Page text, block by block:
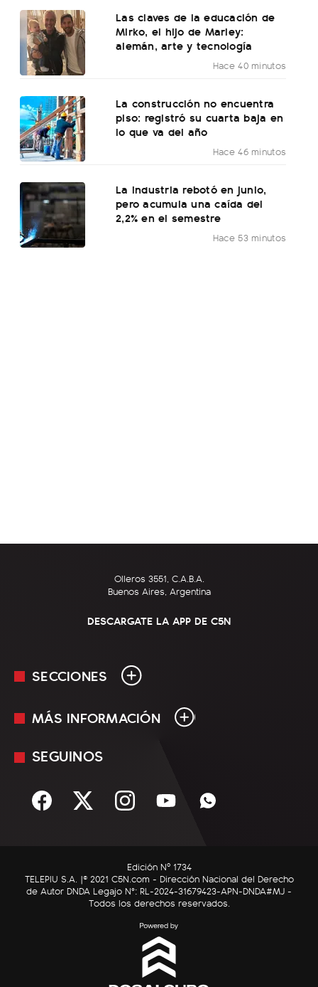
Las claves de la educación de
Mirko, el hijo de Marley:
alemán, arte y tecnología
Hace 40 minutos
La construcción no encuentra
piso: registró su cuarta baja en
lo que va del año
Hace 46 minutos
La industria rebotó en junio,
pero acumula una caída del
2,2% en el semestre
Hace 53 minutos
Olleros 3551, C.A.B.A.
Buenos Aires, Argentina
DESCARGATE LA APP DE C5N
SECCIONES
En Vivo
Sociedad
C5N Autos
RatingCero
MÁS INFORMACIÓN
Mediakit
Términos y condiciones
SEGUINOS
Edición Nº 1734
TELEPIU S.A. |© 2021 C5N.com - Dirección Nacional del Derecho
de Autor DNDA Legajo N°: RL-2024-31679423-APN-DNDA#MJ -
Todos los derechos reservados.